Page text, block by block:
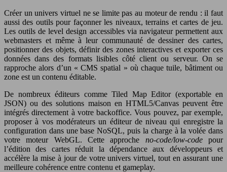
Créer un univers virtuel ne se limite pas au moteur de rendu : il faut
aussi des outils pour façonner les niveaux, terrains et cartes de jeu.
Les outils de level design accessibles via navigateur permettent aux
webmasters et même à leur communauté de dessiner des cartes,
positionner des objets, définir des zones interactives et exporter ces
données dans des formats lisibles côté client ou serveur. On se
rapproche alors d’un « CMS spatial » où chaque tuile, bâtiment ou
zone est un contenu éditable.
De nombreux éditeurs comme Tiled Map Editor (exportable en
JSON) ou des solutions maison en HTML5/Canvas peuvent être
intégrés directement à votre backoffice. Vous pouvez, par exemple,
proposer à vos modérateurs un éditeur de niveau qui enregistre la
configuration dans une base NoSQL, puis la charge à la volée dans
votre moteur WebGL. Cette approche no-code/low-codepour
l’édition des cartes réduit la dépendance aux développeurs et
accélère la mise à jour de votre univers virtuel, tout en assurant une
meilleure cohérence entre contenu et gameplay.